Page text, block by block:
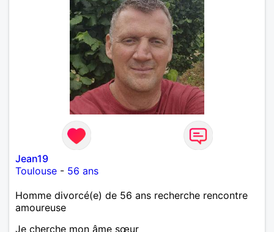
Jean19
Toulouse - 56 ans
Homme divorcé(e) de 56 ans recherche rencontre
amoureuse
Je cherche mon âme sœur